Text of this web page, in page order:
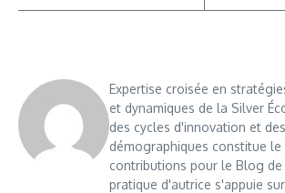
Expertise croisée en
et dynamiques de la Silver
des cycles d'innovation et
démographiques constitue
contributions pour le Blog de
pratique d'autrice s'appuie